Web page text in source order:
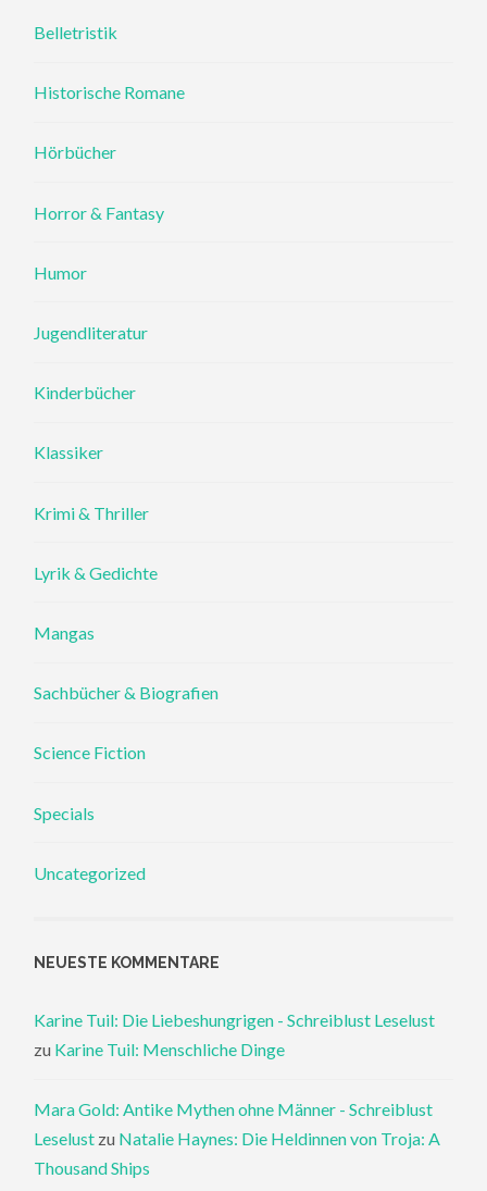
Belletristik
Historische Romane
Hörbücher
Horror & Fantasy
Humor
Jugendliteratur
Kinderbücher
Klassiker
Krimi & Thriller
Lyrik & Gedichte
Mangas
Sachbücher & Biografien
Science Fiction
Specials
Uncategorized
NEUESTE KOMMENTARE
Karine Tuil: Die Liebeshungrigen - Schreiblust Leselust
zu Karine Tuil: Menschliche Dinge
Mara Gold: Antike Mythen ohne Männer - Schreiblust
Leselust zu Natalie Haynes: Die Heldinnen von Troja: A
Thousand Ships